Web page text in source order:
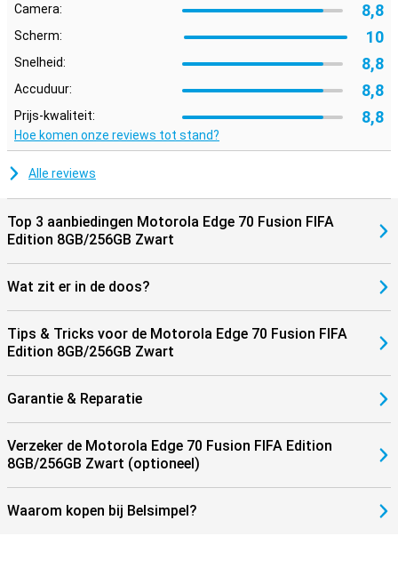
Camera: 8,8
Scherm: 10
Snelheid: 8,8
Accuduur: 8,8
Prijs-kwaliteit: 8,8
Hoe komen onze reviews tot stand?
Alle reviews
Top 3 aanbiedingen Motorola Edge 70 Fusion FIFA
Edition 8GB/256GB Zwart
Wat zit er in de doos?
Tips & Tricks voor de Motorola Edge 70 Fusion FIFA
Edition 8GB/256GB Zwart
Garantie & Reparatie
Verzeker de Motorola Edge 70 Fusion FIFA Edition
8GB/256GB Zwart (optioneel)
Waarom kopen bij Belsimpel?